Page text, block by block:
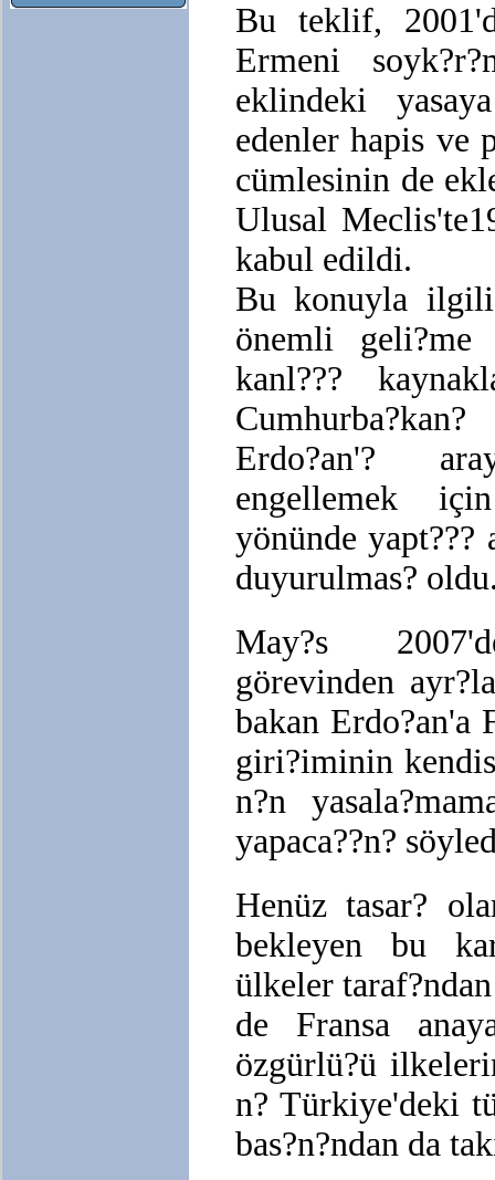
Bu teklif,
Ermeni
eklindeki
edenler hapis ve
cümlesinin de
Ulusal
kabul edildi.
Bu konuyla
önemli geli?me
kanl???
Erdo?an'?
engellemek
yönünde yapt???
duyurulmas?
May?s
görevinden
bakan Erdo?an'a
giri?iminin
n?n
yapaca??n?
Henüz tasar?
bekleyen bu
ülkeler
de Fransa
özgürlü?ü
n? Türkiye'deki
bas?n?ndan da